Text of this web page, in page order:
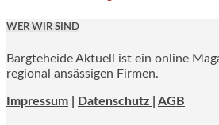
WER WIR SIND
Bargteheide Aktuell ist ein online
regional ansässigen Firmen.
Impressum Datenschutz | AGB